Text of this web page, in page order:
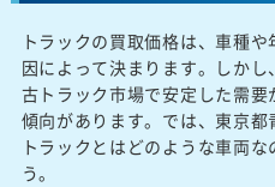
トラックの買取価格は、車種
因によって決まります。しか
古トラック市場で安定した需
傾向があります。では、東京
トラックとはどのような車両
う。